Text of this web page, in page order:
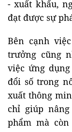
- xuất khẩu,
đạt được sự
Bên cạnh
trưởng cũng
việc ứng
đổi số trong
xuất thông
chỉ giúp
phẩm mà